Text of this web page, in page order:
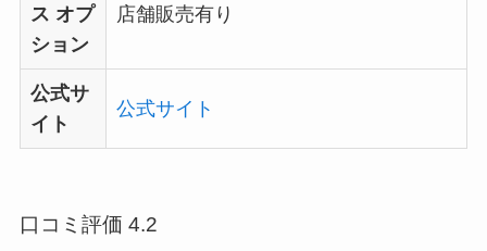
ス オプ
ション
店舗販売有り
公式サ
イト
公式サイト
口コミ評価 4.2